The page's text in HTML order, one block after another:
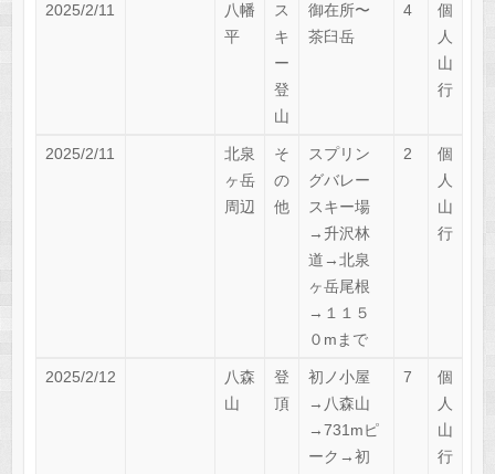
2025/2/11
八幡
平
ス
キ
ー
登
山
御在所〜
茶臼岳
4
個
人
山
行
2025/2/11
北泉
ヶ岳
周辺
そ
の
他
スプリン
グバレー
スキー場
→升沢林
道→北泉
ヶ岳尾根
→１１５
０mまで
2
個
人
山
行
2025/2/12
八森
山
登
頂
初ノ小屋
→八森山
→731mピ
ーク→初
7
個
人
山
行